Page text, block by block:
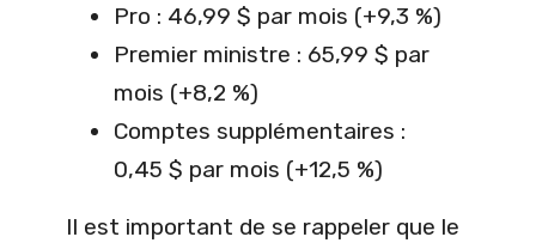
Pro : 46,99 $ par mois (+9,3 %)
Premier ministre : 65,99 $ par
mois (+8,2 %)
Comptes supplémentaires :
0,45 $ par mois (+12,5 %)
Il est important de se rappeler que le